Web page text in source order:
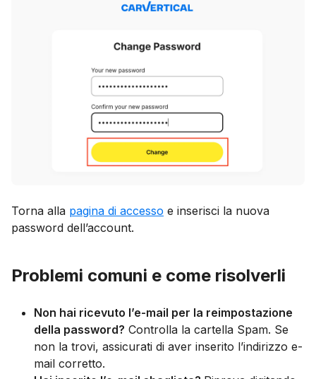
Torna alla pagina di accesso e inserisci la nuova
password dell’account.
Problemi comuni e come risolverli
Non hai ricevuto l’e-mail per la reimpostazione
della password? Controlla la cartella Spam. Se
non la trovi, assicurati di aver inserito l’indirizzo e-
mail corretto.